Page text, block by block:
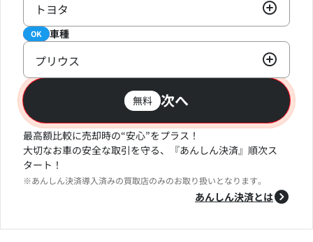
トヨタ
必須 車種
OK
プリウス
無料 次へ
最高額比較に売却時の“安心”をプラス！
大切なお車の安全な取引を守る、『あんしん決済』順次ス
タート！
※あんしん決済導入済みの買取店のみのお取り扱いとなります。
あんしん決済とは